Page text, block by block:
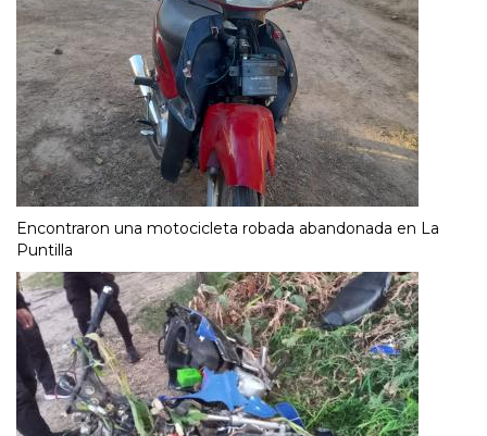
Encontraron una motocicleta robada abandonada en La
Puntilla